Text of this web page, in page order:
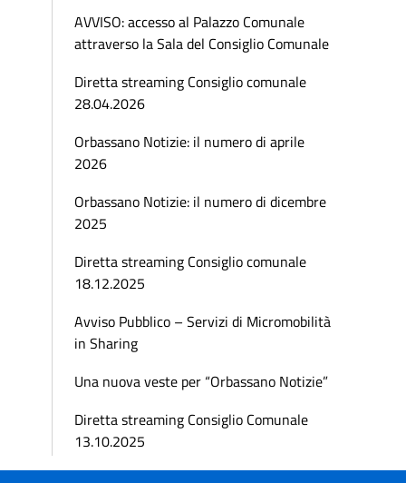
AVVISO: accesso al Palazzo Comunale
attraverso la Sala del Consiglio Comunale
Diretta streaming Consiglio comunale
28.04.2026
Orbassano Notizie: il numero di aprile
2026
Orbassano Notizie: il numero di dicembre
2025
Diretta streaming Consiglio comunale
18.12.2025
Avviso Pubblico – Servizi di Micromobilità
in Sharing
Una nuova veste per “Orbassano Notizie”
Diretta streaming Consiglio Comunale
13.10.2025